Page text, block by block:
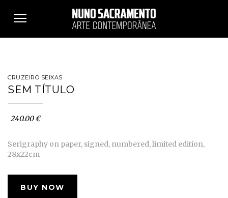
Toggle
CRUZEIRO SEIXAS
SEM TÍTULO
240.00 €
Serigraphy on paper, signed, numbered, limited edition,
28x22cm
BUY NOW